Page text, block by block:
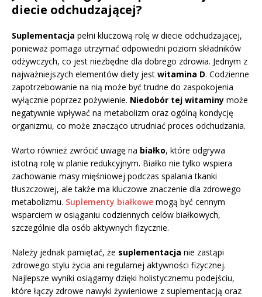
diecie odchudzającej?
Suplementacja pełni kluczową rolę w diecie odchudzającej,
ponieważ pomaga utrzymać odpowiedni poziom składników
odżywczych, co jest niezbędne dla dobrego zdrowia. Jednym z
najważniejszych elementów diety jest witamina D. Codzienne
zapotrzebowanie na nią może być trudne do zaspokojenia
wyłącznie poprzez pożywienie. Niedobór tej witaminy może
negatywnie wpływać na metabolizm oraz ogólną kondycję
organizmu, co może znacząco utrudniać proces odchudzania.
Warto również zwrócić uwagę na białko, które odgrywa
istotną rolę w planie redukcyjnym. Białko nie tylko wspiera
zachowanie masy mięśniowej podczas spalania tkanki
tłuszczowej, ale także ma kluczowe znaczenie dla zdrowego
metabolizmu. Suplementy białkowe mogą być cennym
wsparciem w osiąganiu codziennych celów białkowych,
szczególnie dla osób aktywnych fizycznie.
Należy jednak pamiętać, że suplementacja nie zastąpi
zdrowego stylu życia ani regularnej aktywności fizycznej.
Najlepsze wyniki osiągamy dzięki holistycznemu podejściu,
które łączy zdrowe nawyki żywieniowe z suplementacją oraz